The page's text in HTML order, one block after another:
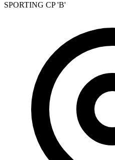
SPORTING CP 'B'